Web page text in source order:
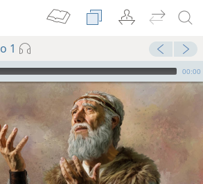
1
00:00